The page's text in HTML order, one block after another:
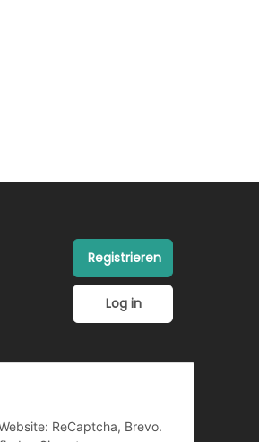
ReCaptcha, Brevo.
Registrieren
Log in